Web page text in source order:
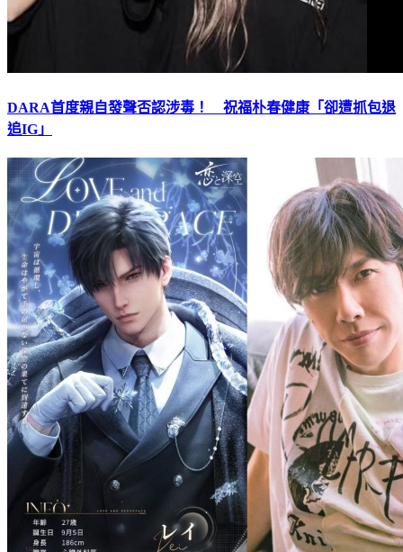
DARA首度親自發聲否認涉毒！ 祝福朴春健康「卻遭抓包退
追IG」